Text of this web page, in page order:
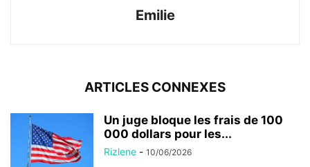
Emilie
ARTICLES CONNEXES
Un juge bloque les frais de 100
000 dollars pour les...
Rizlene - 10/06/2026